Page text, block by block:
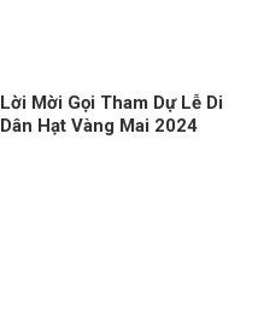
Lời Mời Gọi Tham Dự Lễ Di
Dân Hạt Vàng Mai 2024